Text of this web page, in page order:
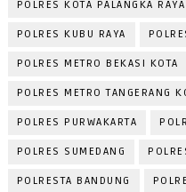
POLRES KOTA PALANGKA RAYA
POLRES KUBU RAYA
POLRES METRO BEKASI KOTA
POLRES METRO TANGERANG
POLRES PURWAKARTA
POLRES SUMEDANG
POLRESTA BANDUNG